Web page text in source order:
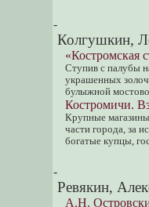
-
Колгушкин,
«Костромская
Ступив с палубы
украшенных
булыжной
Костромичи.
Крупные
части города, за
богатые купцы,
-
Ревякин,
А.Н.